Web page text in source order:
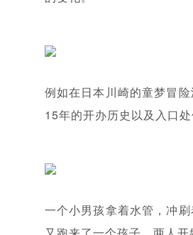
例如在日本川崎的童梦冒
15年的开办历史以及入口
一个小男孩拿着水管，冲